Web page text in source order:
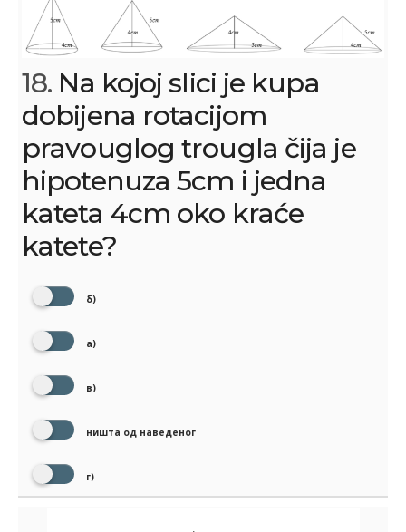
18. Na kojoj slici je kupa
dobijena rotacijom
pravouglog trougla čija je
hipotenuza 5cm i jedna
kateta 4cm oko kraće
katete?
б)
а)
в)
ништа од наведеног
г)